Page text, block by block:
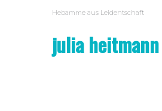
Hebamme aus Leidentschaft
julia heitmann